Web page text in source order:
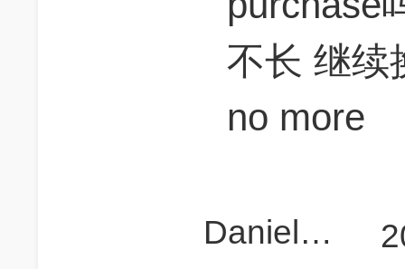
不长 继续
no more
Daniel蛋扭